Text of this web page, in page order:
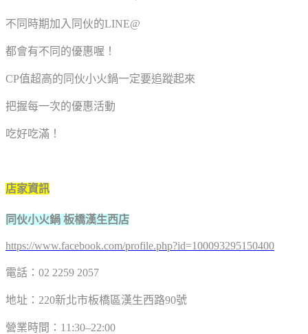
不同時期加入同伙的LINE@
都會有不同的優惠喔！
CP值超高的同伙小火鍋一定要追蹤起來
把握每一次的優惠活動
吃好吃滿！
店家資訊
同伙小火鍋 板橋漢生西店
https://www.facebook.com/profile.php?id=100093295150400
電話：02 2259 2057
地址：220新北市板橋區漢生西路90號
營業時間：11:30–22:00